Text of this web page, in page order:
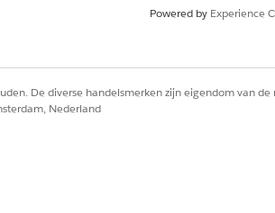
Powered by Experience
De diverse handelsmerken zijn eigendom van de
Nederland